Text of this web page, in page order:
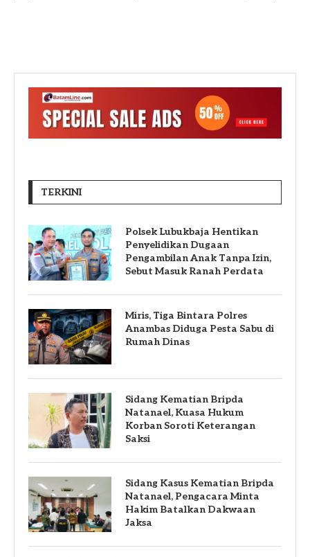
TERKINI
Polsek Lubukbaja Hentikan
Penyelidikan Dugaan
Pengambilan Anak Tanpa Izin,
Sebut Masuk Ranah Perdata
Miris, Tiga Bintara Polres
Anambas Diduga Pesta Sabu di
Rumah Dinas
Sidang Kematian Bripda
Natanael, Kuasa Hukum
Korban Soroti Keterangan
Saksi
Sidang Kasus Kematian Bripda
Natanael, Pengacara Minta
Hakim Batalkan Dakwaan
Jaksa